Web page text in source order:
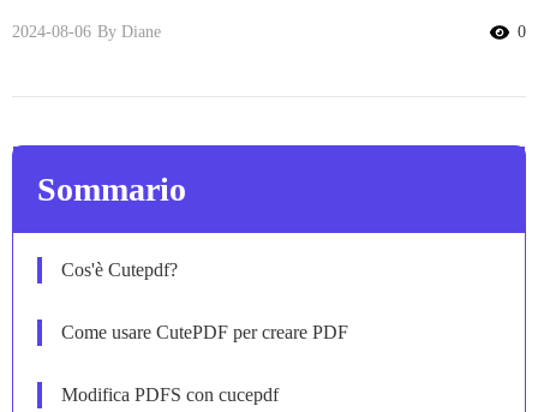
2024-08-06 By Diane 0
Sommario
Cos'è Cutepdf?
Come usare CutePDF per creare PDF
Modifica PDFS con cucepdf